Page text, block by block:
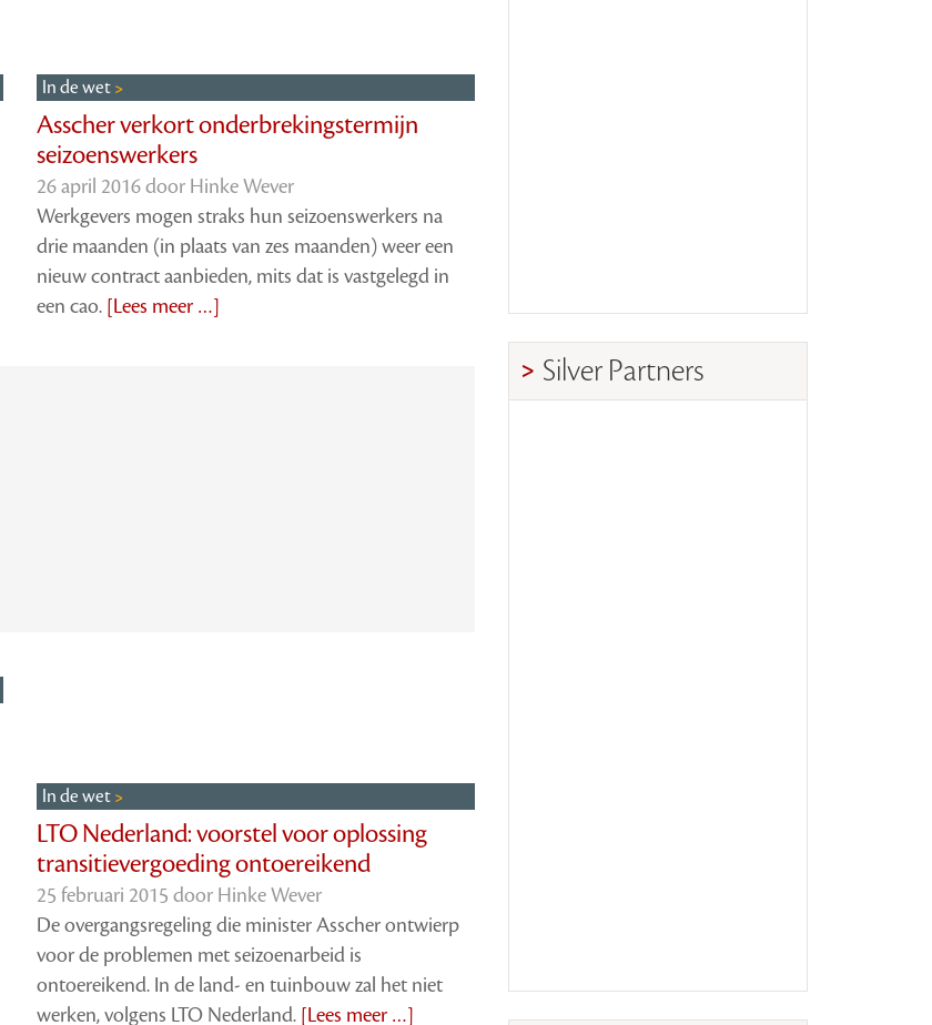
In de wet
Asscher verkort onderbrekingstermijn
seizoenswerkers
26 april 2016 door Hinke Wever
Werkgevers mogen straks hun seizoenswerkers na
drie maanden (in plaats van zes maanden) weer een
nieuw contract aanbieden, mits dat is vastgelegd in
een cao. [Lees meer …]
In de wet
LTO Nederland: voorstel voor oplossing
transitievergoeding ontoereikend
25 februari 2015 door Hinke Wever
De overgangsregeling die minister Asscher ontwierp
voor de problemen met seizoenarbeid is
ontoereikend. In de land- en tuinbouw zal het niet
werken, volgens LTO Nederland. [Lees meer …]
Silver Partners